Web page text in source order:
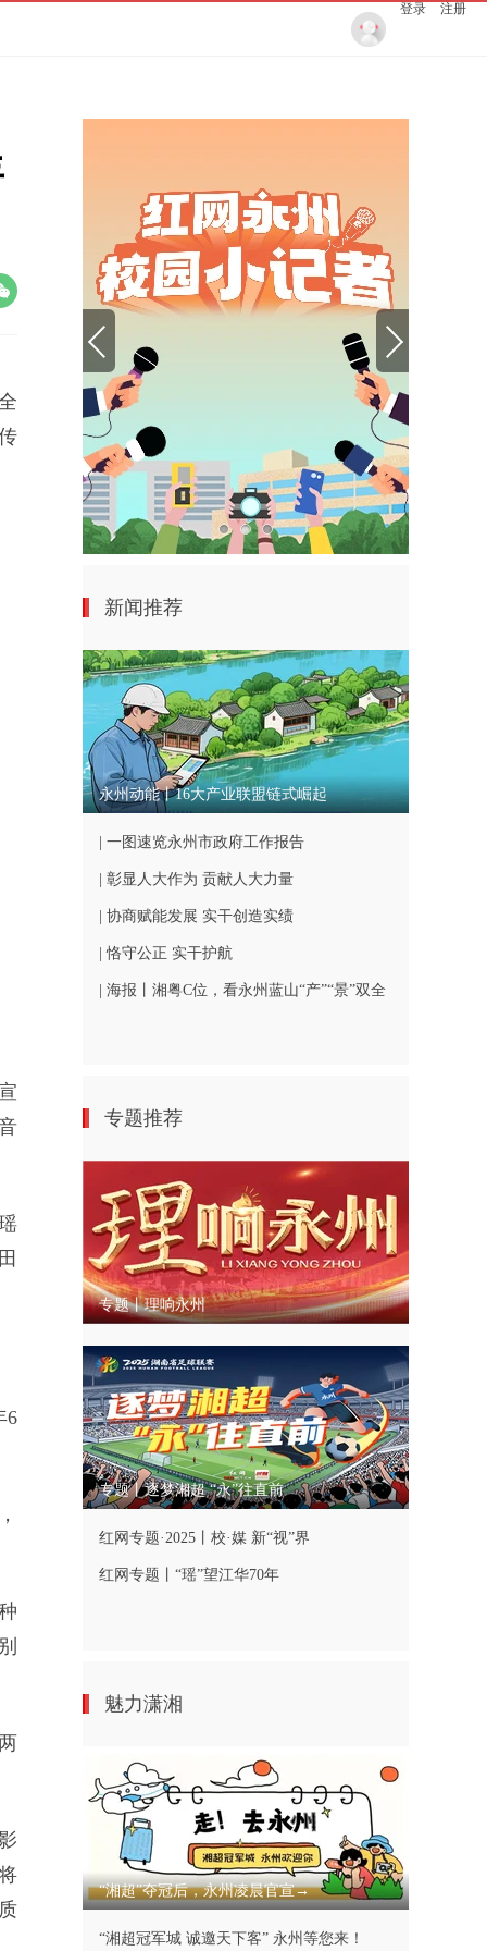
登录 注册
6
新闻推荐
永州动能丨16大产业联盟链式崛起
| 一图速览永州市政府工作报告
| 彰显人大作为 贡献人大力量
| 协商赋能发展 实干创造实绩
| 恪守公正 实干护航
| 海报丨湘粤C位，看永州蓝山“产”“景”双全
专题推荐
专题丨理响永州
专题丨逐梦湘超 “永”往直前
红网专题·2025丨校·媒 新“视”界
红网专题丨“瑶”望江华70年
魅力潇湘
“湘超”夺冠后，永州凌晨官宣→
“湘超冠军城 诚邀天下客” 永州等您来！